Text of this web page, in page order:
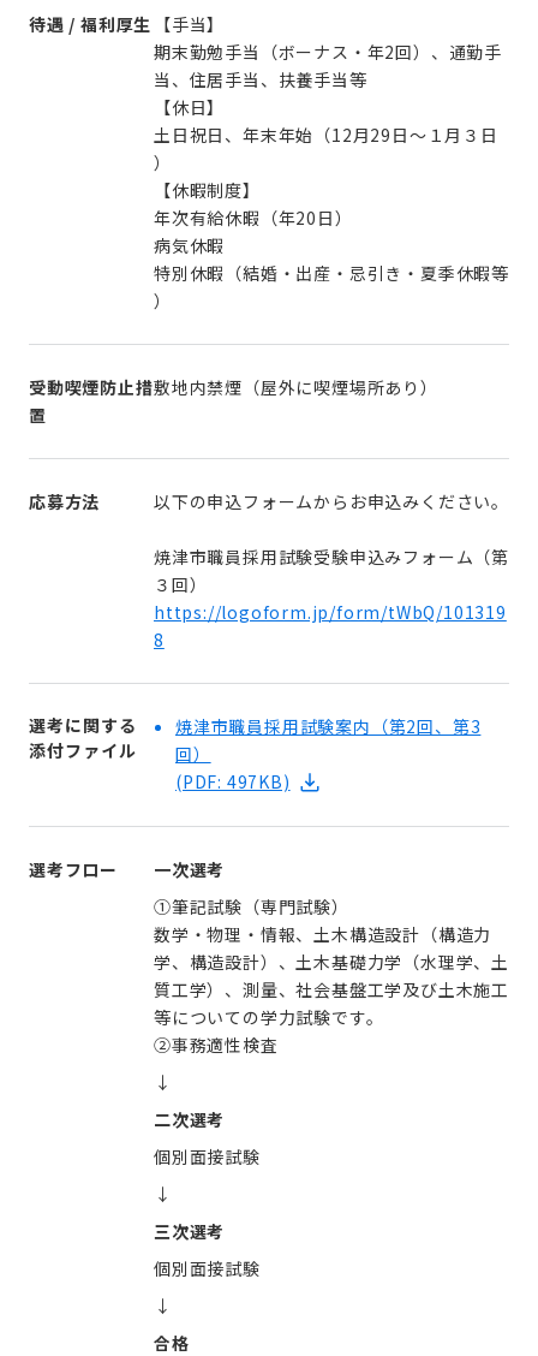
待遇 / 福利厚生
【手当】
期末勤勉手当（ボーナス・年2回）、通勤手
当、住居手当、扶養手当等
【休日】
土日祝日、年末年始（12月29日～１月３日
）
【休暇制度】
年次有給休暇（年20日）
病気休暇
特別休暇（結婚・出産・忌引き・夏季休暇等
）
受動喫煙防止措
置
敷地内禁煙（屋外に喫煙場所あり）
応募方法 以下の申込フォームからお申込みください。
焼津市職員採用試験受験申込みフォーム（第
３回）
https://logoform.jp/form/tWbQ/101319
8
選考に関する
添付ファイル
焼津市職員採用試験案内（第2回、第3
回）
(PDF: 497KB)
選考フロー
一次選考
①筆記試験（専門試験）
数学・物理・情報、土木構造設計（構造力
学、構造設計）、土木基礎力学（水理学、土
質工学）、測量、社会基盤工学及び土木施工
等についての学力試験です。
②事務適性検査
↓
二次選考
個別面接試験
↓
三次選考
個別面接試験
↓
合格